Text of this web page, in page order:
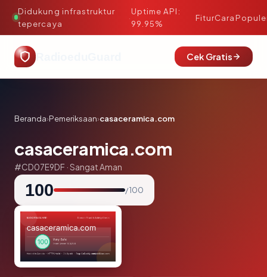
Didukung infrastruktur
tepercaya
·
Uptime API:
99.95%
FiturCara
Cek Gratis
Beranda›Pemeriksaan›casaceramica.com
casaceramica.com
#CD07E9DF · Sangat Aman
100 / 100